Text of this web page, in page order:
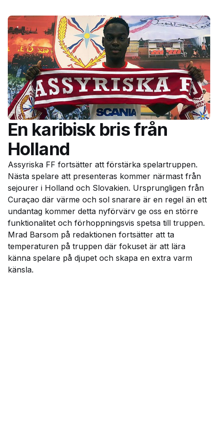
En karibisk bris från
Holland
Assyriska FF fortsätter att förstärka spelartruppen.
Nästa spelare att presenteras kommer närmast från
sejourer i Holland och Slovakien. Ursprungligen från
Curaçao där värme och sol snarare är en regel än ett
undantag kommer detta nyförvärv ge oss en större
funktionalitet och förhoppningsvis spetsa till truppen.
Mrad Barsom på redaktionen fortsätter att ta
temperaturen på truppen där fokuset är att lära
känna spelare på djupet och skapa en extra varm
känsla.